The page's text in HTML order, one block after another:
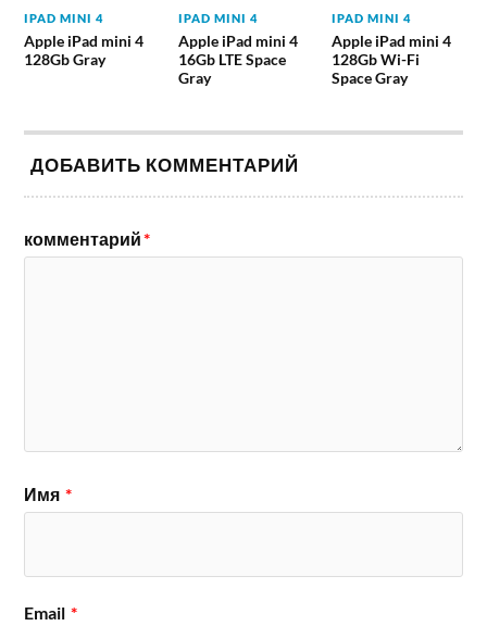
IPAD MINI 4
Apple iPad mini 4
128Gb Gray
IPAD MINI 4
Apple iPad mini 4
16Gb LTE Space
Gray
IPAD MINI 4
Apple iPad mini 4
128Gb Wi-Fi
Space Gray
ДОБАВИТЬ КОММЕНТАРИЙ
комментарий*
Имя *
Email *